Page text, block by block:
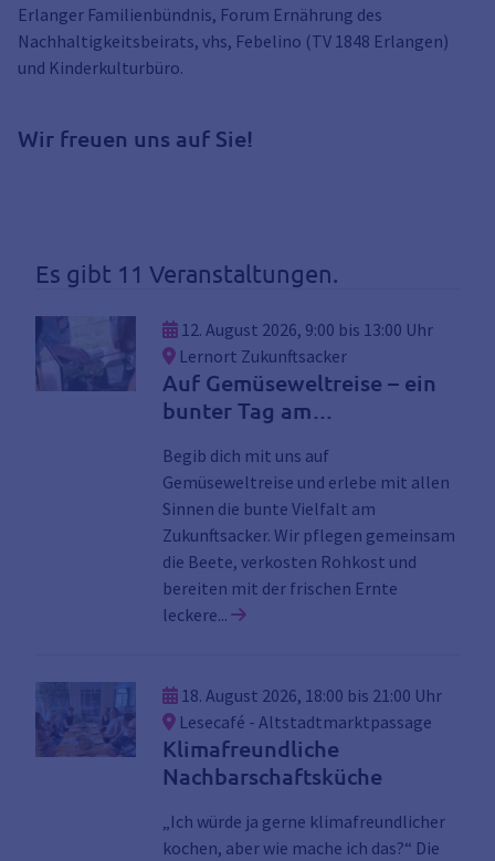
Erlanger Familienbündnis, Forum Ernährung des
Nachhaltigkeitsbeirats, vhs, Febelino (TV 1848 Erlangen)
und Kinderkulturbüro.
Wir freuen uns auf Sie!
Es gibt 11 Veranstaltungen.
12. August 2026, 9:00 bis 13:00 Uhr
Lernort Zukunftsacker
Auf Gemüseweltreise – ein
bunter Tag am
Begib dich mit uns auf
Gemüseweltreise und erlebe mit allen
Sinnen die bunte Vielfalt am
Zukunftsacker. Wir pflegen gemeinsam
die Beete, verkosten Rohkost und
bereiten mit der frischen Ernte
leckere...
Link zu den Details der
18. August 2026, 18:00 bis 21:00 Uhr
Lesecafé - Altstadtmarktpassage
Klimafreundliche
Nachbarschaftsküche
„Ich würde ja gerne klimafreundlicher
kochen, aber wie mache ich das?“ Die